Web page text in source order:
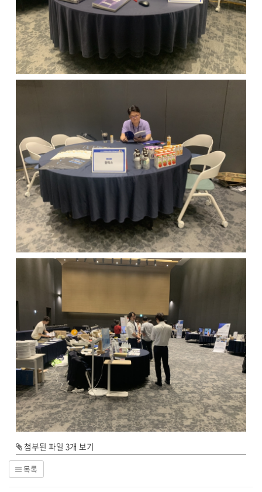
첨부된 파일 3개 보기
목록